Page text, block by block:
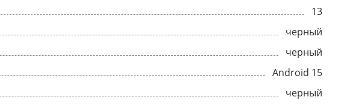
13
черный
черный
Android 15
черный